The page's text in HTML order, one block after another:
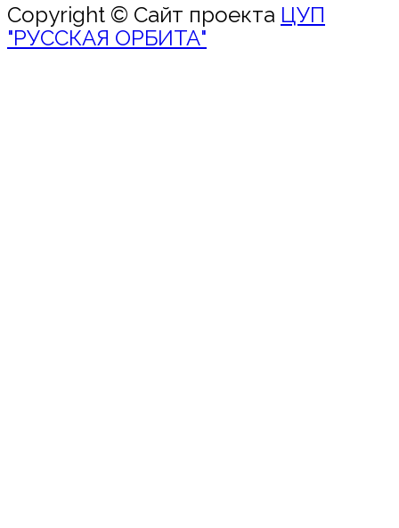
Copyright © Сайт проекта ЦУП
"РУССКАЯ ОРБИТА"